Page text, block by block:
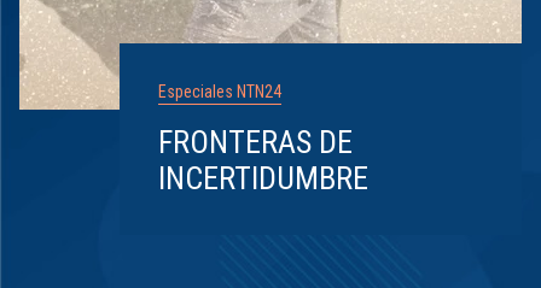
Especiales NTN24
FRONTERAS DE
INCERTIDUMBRE